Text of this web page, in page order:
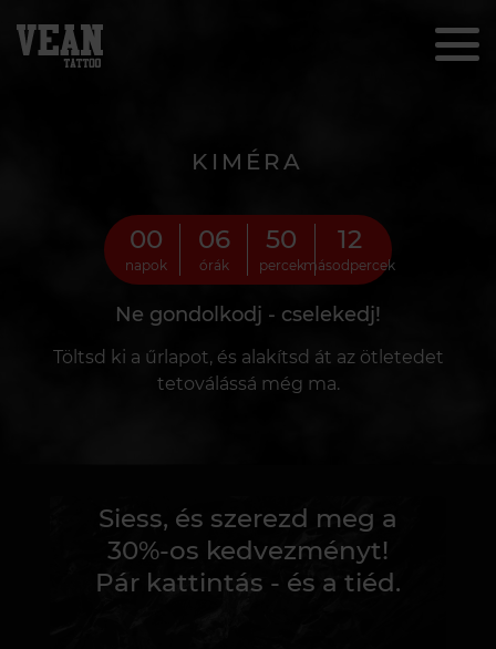
KIMÉRA
00
napok
06
órák
50
percek
10
másodpercek
Ne gondolkodj - cselekedj!
Töltsd ki a űrlapot, és alakítsd át az ötletedet
tetoválássá még ma.
Siess, és szerezd meg a
30%-os kedvezményt!
Pár kattintás - és a tiéd.